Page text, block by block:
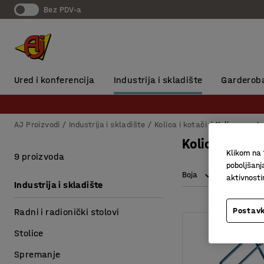
Bez PDV-a
Ured i konferencija Industrija i skladište
AJ Proizvodi Industrija i skladište Kolica i kotači Kolica za
Kolica za
Boja Dužina
9 proizvoda
Industrija i skladište
Radni i radionički stolovi
Stolice
Spremanje
Klikom